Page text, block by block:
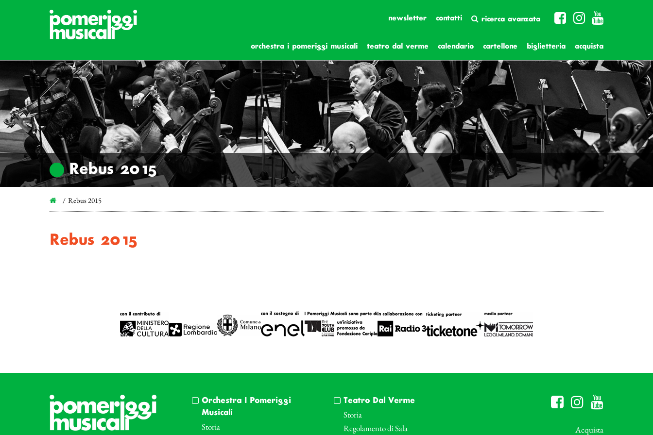
newsletter contatti ricerca avanzata
orchestra i pomeriggi musicali teatro dal verme calendario cartellone biglietteria acquista
Rebus 2015
Rebus 2015
Rebus 2015
Orchestra I Pomeriggi
Musicali
Storia
Teatro Dal Verme
Storia
Regolamento di Sala
Acquista